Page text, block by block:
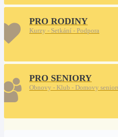
PRO RODINY
Kurzy - Setkání - Podpora
PRO SENIORY
Obnovy - Klub - Domovy